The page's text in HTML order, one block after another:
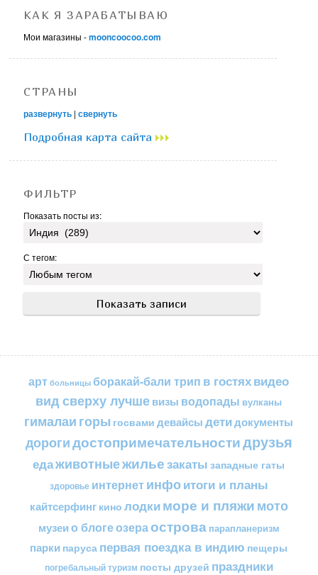
КАК Я ЗАРАБАТЫВАЮ
Мои магазины -mooncoocoo.com
СТРАНЫ
развернуть |свернуть
Подробная карта сайта
ФИЛЬТР
Показать посты из:
С тегом:
арт больницы боракай-бали трип в гостяхвидео
вид сверху лучшевизы водопады вулканы
гималаи горы госвами девайсы детидокументы
дорогидостопримечательностидрузья
едаживотныежильезакаты западные гаты
здоровье интернетинфоитоги и планы
кайтсерфинг кино лодкиморе и пляжимото
музеи о блогеозераострова парапланеризм
парки паруса первая поездка в индию пещеры
погребальный туризм посты друзей праздники